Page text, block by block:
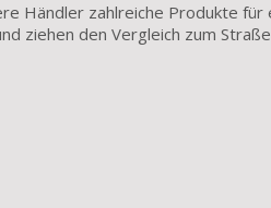
Händler zahlreiche Produkte
ziehen den Vergleich zum